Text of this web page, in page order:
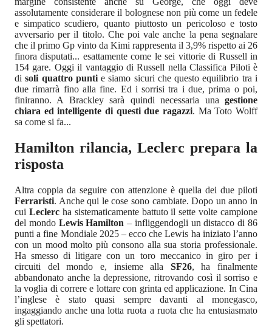
assolutamente considerare il bolognese non più come un fedele
e simpatico scudiero, quanto piuttosto un pericoloso e tosto
avversario per il titolo. Che poi vale anche la pena segnalare
che il primo Gp vinto da Kimi rappresenta il 3,9% rispetto ai 26
finora disputati... esattamente come le sei vittorie di Russell in
154 gare. Oggi il vantaggio di Russell nella Classifica Piloti è
disoli quattro puntie siamo sicuri che questo equilibrio tra i
due rimarrà fino alla fine. Ed i sorrisi tra i due, prima o poi,
finiranno. A Brackley sarà quindi necessaria una gestione
chiara ed intelligente di questi due ragazzi. Ma Toto Wolff
sa come si fa...
Hamilton rilancia, Leclerc prepara la
risposta
Altra coppia da seguire con attenzione è quella dei due piloti
Ferraristi. Anche qui le cose sono cambiate. Dopo un anno in
cui Leclerc ha sistematicamente battuto il sette volte campione
del mondo Lewis Hamilton – infliggendogli un distacco di 86
punti a fine Mondiale 2025 – ecco che Lewis ha iniziato l’anno
con un mood molto più consono alla sua storia professionale.
Ha smesso di litigare con un toro meccanico in giro per i
circuiti del mondo e, insieme alla SF26, ha finalmente
abbandonato anche la depressione, ritrovando così il sorriso e
la voglia di correre e lottare con grinta ed applicazione. In Cina
l’inglese è stato quasi sempre davanti al monegasco,
ingaggiando anche una lotta ruota a ruota che ha entusiasmato
gli spettatori.